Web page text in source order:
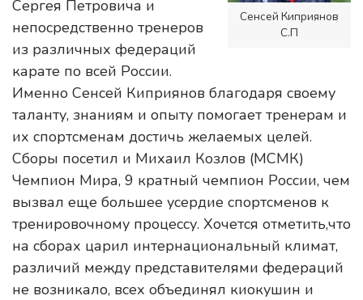
Сенсей Киприянов
C.П
Сергея Петровича и
непосредственно тренеров
из различных федераций
карате по всей России.
Именно Сенсей Киприянов благодаря своему
таланту, знаниям и опыту помогает тренерам и
их спортсменам достичь желаемых целей.
Сборы посетил и Михаил Козлов (МСМК)
Чемпион Мира, 9 кратный чемпион России, чем
вызвал еще большее усердие спортсменов к
тренировочному процессу. Хочется отметить,что
на сборах царил интернациональный климат,
различий между представителями федераций
не возникало, всех объединял киокушин и